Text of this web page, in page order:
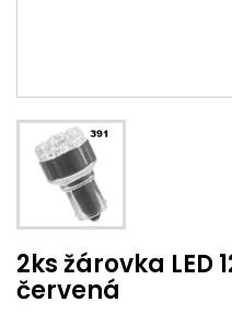
2ks žárovka LED
červená